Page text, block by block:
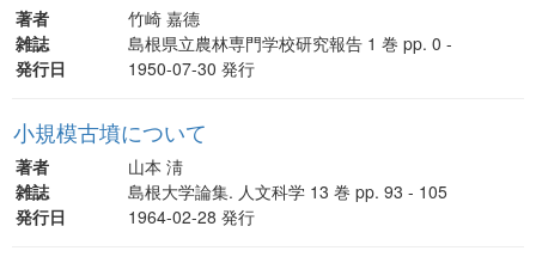
著者
竹崎 嘉德
雑誌
島根県立農林専門学校研究報告 1 巻 pp. 0 -
発行日
1950-07-30 発行
小規模古墳について
著者
山本 淸
雑誌
島根大学論集. 人文科学 13 巻 pp. 93 - 105
発行日
1964-02-28 発行